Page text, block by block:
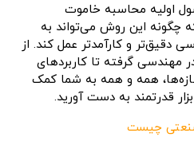
اولیه محاسبه خاموت
چگونه این روش می‌تواند به
دقیق‌تر و کارآمدتر عمل کند. از
گرفته تا کاربردهای
همه و همه به شما کمک
قدرتمند به دست آورید.
چیست